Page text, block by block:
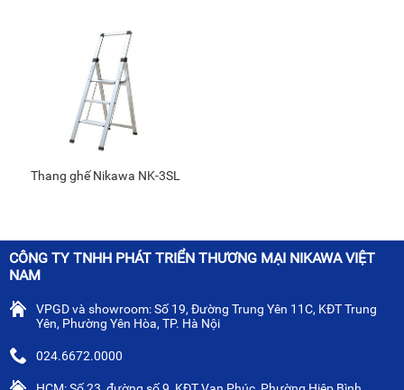
Thang ghế Nikawa NK-3SL
CÔNG TY TNHH PHÁT TRIỂN THƯƠNG MẠI NIKAWA VIỆT
NAM
VPGD và showroom: Số 19, Đường Trung Yên 11C, KĐT Trung
Yên, Phường Yên Hòa, TP. Hà Nội
024.6672.0000